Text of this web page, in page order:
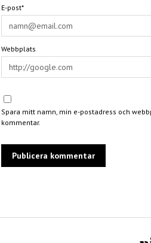
E-post*
Webbplats
Spara mitt namn, min e-postadress och
kommentar.